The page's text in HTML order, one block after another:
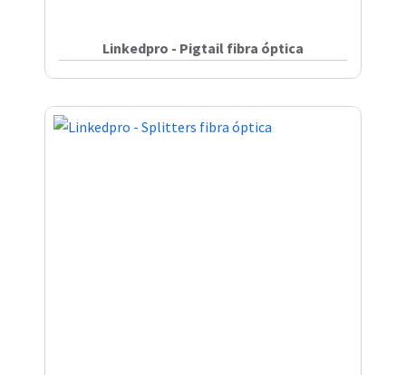
Linkedpro - Pigtail fibra óptica